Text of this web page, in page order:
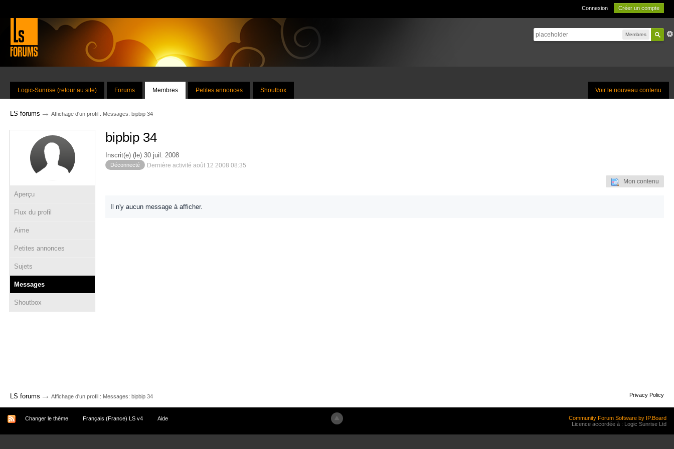
Connexion Créer un compte
Membres
Voir le nouveau contenu
Logic-Sunrise (retour au site) Forums Membres Petites annonces Shoutbox
LS forums → Affichage d'un profil : Messages: bipbip 34
Aperçu
Flux du profil
Aime
Petites annonces
Sujets
Messages
Shoutbox
bipbip 34
Inscrit(e) (le) 30 juil. 2008
Déconnecté Dernière activité août 12 2008 08:35
Mon contenu
Il n'y aucun message à afficher.
LS forums → Affichage d'un profil : Messages: bipbip 34 Privacy Policy
Changer le thème Français (France) LS v4 Aide
Community Forum Software by IP.Board
Licence accordée à : Logic Sunrise Ltd